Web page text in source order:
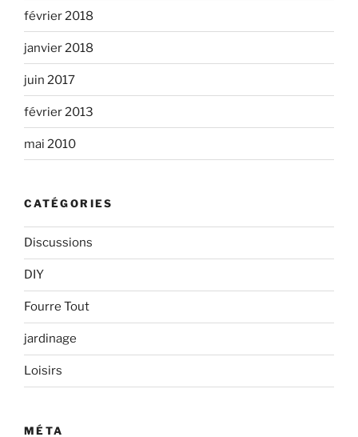
février 2018
janvier 2018
juin 2017
février 2013
mai 2010
CATÉGORIES
Discussions
DIY
Fourre Tout
jardinage
Loisirs
MÉTA